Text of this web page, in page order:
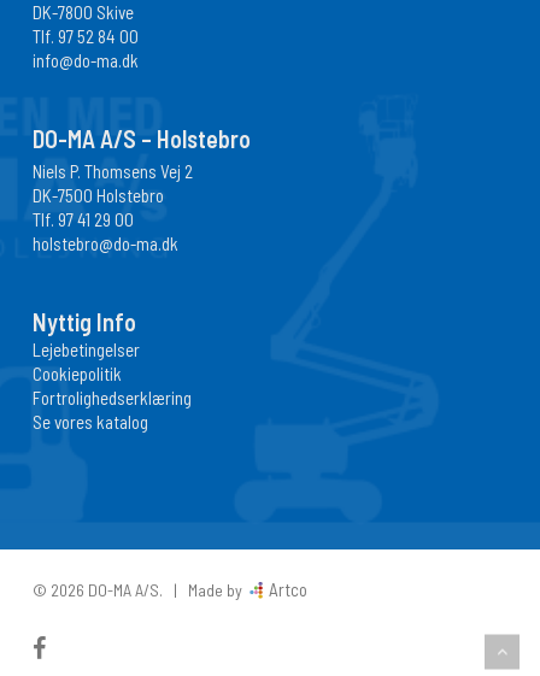
DK-7800 Skive
Tlf. 97 52 84 00
info@do-ma.dk
DO-MA A/S – Holstebro
Niels P. Thomsens Vej 2
DK-7500 Holstebro
Tlf. 97 41 29 00
holstebro@do-ma.dk
Nyttig Info
Lejebetingelser
Cookiepolitik
Fortrolighedserklæring
Se vores katalog
© 2026 DO-MA A/S. | Made by Artco
facebook